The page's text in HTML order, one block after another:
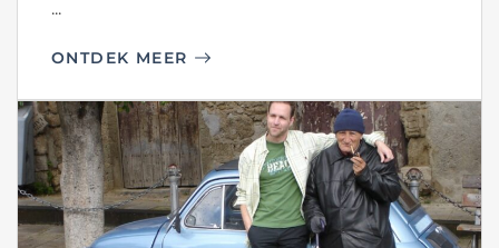
...
ONTDEK MEER